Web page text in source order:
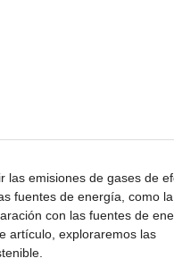
las emisiones de gases de
fuentes de energía, como la
con las fuentes de
artículo, exploraremos las